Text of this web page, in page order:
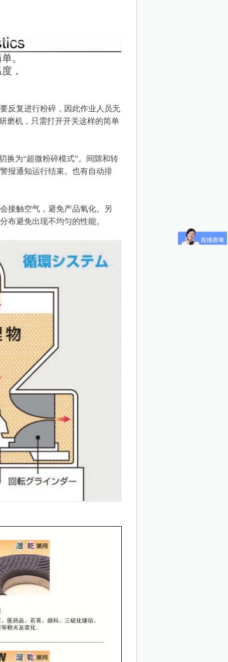
。
，
反复进行粉碎，因此作业人员无
磨机，只需打开开关这样的简单
换为“超微粉碎模式”。间隙和转
报通知运行结束。也有自动排
接触空气，避免产品氧化。另
布避免出现不均匀的性能。